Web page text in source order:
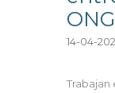
ONG
14-04-
Trabajan